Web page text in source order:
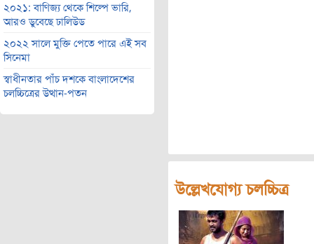
২০২১: বাণিজ্য থেকে শিল্পে ভারি,
আরও ডুবেছে ঢালিউড
২০২২ সালে মুক্তি পেতে পারে এই সব
সিনেমা
স্বাধীনতার পাঁচ দশকে বাংলাদেশের
চলচ্চিত্রের উত্থান-পতন
উল্লেখযোগ্য চলচ্চিত্র